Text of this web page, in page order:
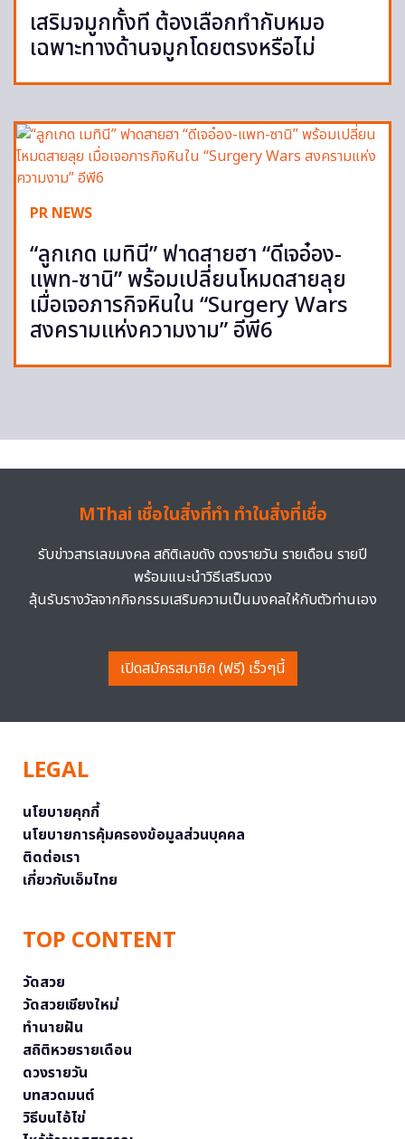
เสริมจมูกทั้งที ต้องเลือกทำกับหมอ
เฉพาะทางด้านจมูกโดยตรงหรือไม่
PR NEWS
“ลูกเกด เมทินี” ฟาดสายฮา “ดีเจอ๋อง-
แพท-ซานิ” พร้อมเปลี่ยนโหมดสายลุย
เมื่อเจอภารกิจหินใน “Surgery Wars
สงครามแห่งความงาม” อีพี6
MThai เชื่อในสิ่งที่ทำ ทำในสิ่งที่เชื่อ
รับข่าวสารเลขมงคล สถิติเลขดัง ดวงรายวัน รายเดือน รายปี
พร้อมแนะนำวิธีเสริมดวง
ลุ้นรับรางวัลจากกิจกรรมเสริมความเป็นมงคลให้กับตัวท่านเอง
เปิดสมัครสมาชิก (ฟรี) เร็วๆนี้
LEGAL
นโยบายคุกกี้
นโยบายการคุ้มครองข้อมูลส่วนบุคคล
ติดต่อเรา
เกี่ยวกับเอ็มไทย
TOP CONTENT
วัดสวย
วัดสวยเชียงใหม่
ทำนายฝัน
สถิติหวยรายเดือน
ดวงรายวัน
บทสวดมนต์
วิธีบนไอ้ไข่